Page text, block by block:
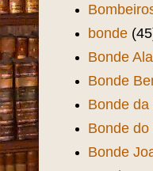
bonde
Bonde
Bonde
Bonde da
Bonde do
Bonde